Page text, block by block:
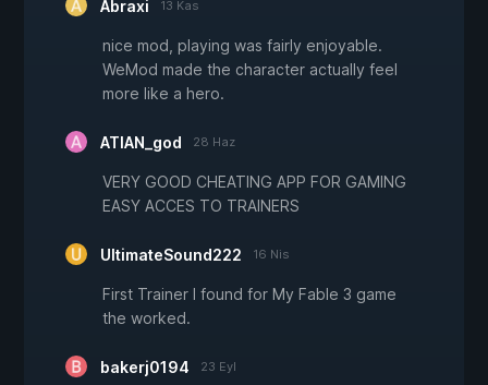
Abraxi 13 Kas
nice mod, playing was fairly enjoyable.
WeMod made the character actually feel
more like a hero.
ATIAN_god 28 Haz
VERY GOOD CHEATING APP FOR GAMING
EASY ACCES TO TRAINERS
UltimateSound222 16 Nis
First Trainer I found for My Fable 3 game
the worked.
bakerj0194 23 Eyl